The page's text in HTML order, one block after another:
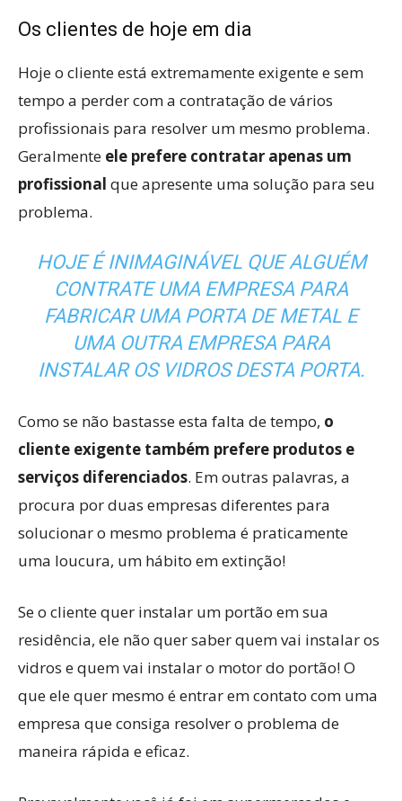
Os clientes de hoje em dia
Hoje o cliente está extremamente exigente e sem
tempo a perder com a contratação de vários
profissionais para resolver um mesmo problema.
Geralmente ele prefere contratar apenas um
profissional que apresente uma solução para seu
problema.
HOJE É INIMAGINÁVEL QUE ALGUÉM
CONTRATE UMA EMPRESA PARA
FABRICAR UMA PORTA DE METAL E
UMA OUTRA EMPRESA PARA
INSTALAR OS VIDROS DESTA PORTA.
Como se não bastasse esta falta de tempo, o
cliente exigente também prefere produtos e
serviços diferenciados. Em outras palavras, a
procura por duas empresas diferentes para
solucionar o mesmo problema é praticamente
uma loucura, um hábito em extinção!
Se o cliente quer instalar um portão em sua
residência, ele não quer saber quem vai instalar os
vidros e quem vai instalar o motor do portão! O
que ele quer mesmo é entrar em contato com uma
empresa que consiga resolver o problema de
maneira rápida e eficaz.